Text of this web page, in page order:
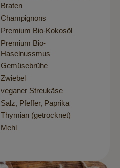
Braten
Champignons
Premium Bio-Kokosöl
Premium Bio-
Haselnussmus
Gemüsebrühe
Zwiebel
veganer Streukäse
Salz, Pfeffer, Paprika
Thymian (getrocknet)
Mehl